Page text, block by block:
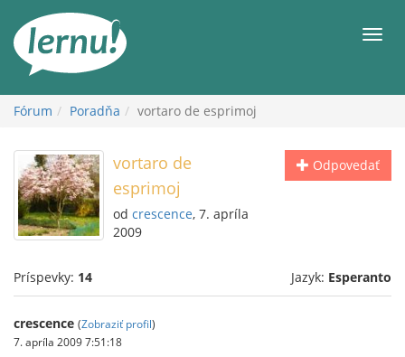
obsah
Fórum Poradňa vortaro de esprimoj
Odpovedať
vortaro de
esprimoj
od crescence, 7. apríla
2009
Príspevky: 14 Jazyk: Esperanto
crescence (Zobraziť profil)
7. apríla 2009 7:51:18